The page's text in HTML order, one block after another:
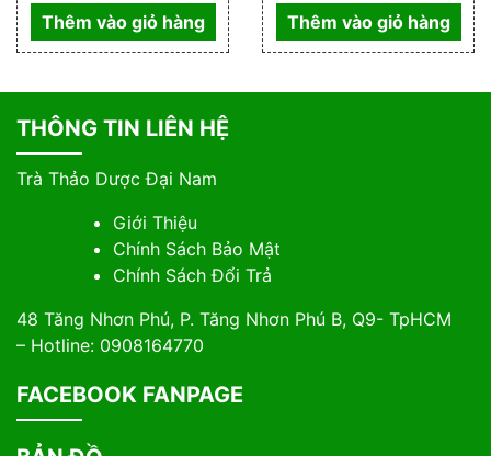
Thêm vào giỏ hàng Thêm vào giỏ hàng
THÔNG TIN LIÊN HỆ
Trà Thảo Dược Đại Nam
Giới Thiệu
Chính Sách Bảo Mật
Chính Sách Đổi Trả
48 Tăng Nhơn Phú, P. Tăng Nhơn Phú B, Q9- TpHCM
– Hotline: 0908164770
FACEBOOK FANPAGE